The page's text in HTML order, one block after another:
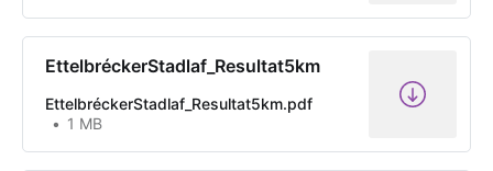
EttelbréckerStadlaf_Resultat5km
EttelbréckerStadlaf_Resultat5km.pdf
1 MB